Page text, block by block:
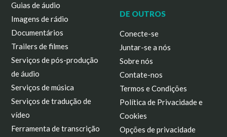
Guias de áudio
Imagens de rádio
Documentários
Trailers de filmes
Serviços de pós-produção
de áudio
Serviços de música
Serviços de tradução de
vídeo
Ferramenta de transcrição
DE OUTROS
Conecte-se
Juntar-se a nós
Sobre nós
Contate-nos
Termos e Condições
Política de Privacidade e
Cookies
Opções de privacidade